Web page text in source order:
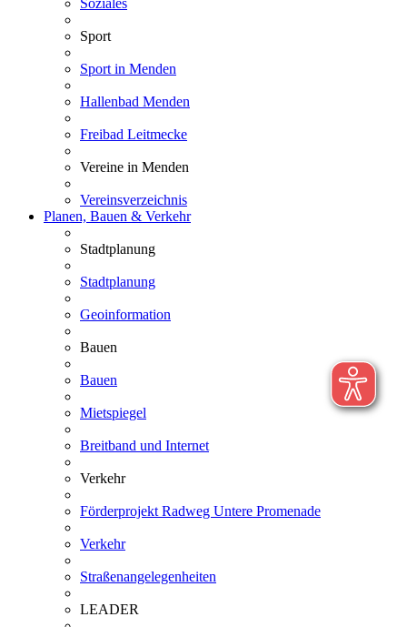
Soziales
Sport
Sport in Menden
Hallenbad Menden
Freibad Leitmecke
Vereine in Menden
Vereinsverzeichnis
Planen, Bauen & Verkehr
Stadtplanung
Stadtplanung
Geoinformation
Bauen
Bauen
Mietspiegel
Breitband und Internet
Verkehr
Förderprojekt Radweg Untere Promenade
Verkehr
Straßenangelegenheiten
LEADER